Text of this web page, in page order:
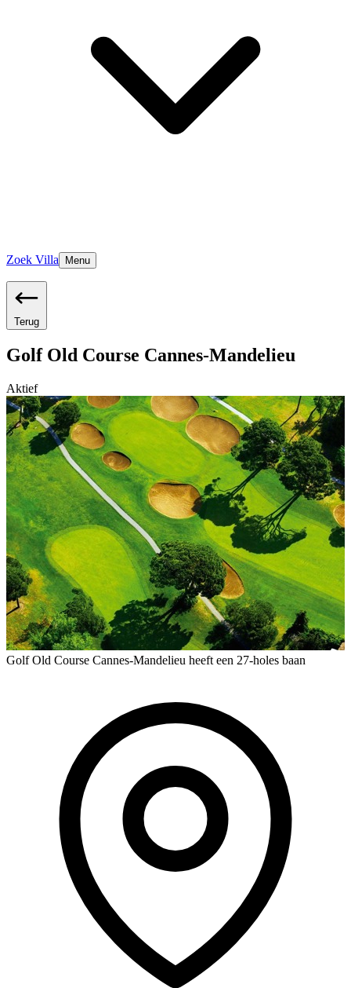
Zoek Villa Menu
Terug
Golf Old Course Cannes-Mandelieu
Aktief
Golf Old Course Cannes-Mandelieu heeft een 27-holes baan